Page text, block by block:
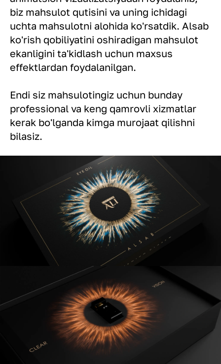
biz mahsulot qutisini va uning ichidagi
uchta mahsulotni alohida ko'rsatdik. Alsab
ko'rish qobiliyatini oshiradigan mahsulot
ekanligini ta'kidlash uchun maxsus
effektlardan foydalanilgan.
Endi siz mahsulotingiz uchun bunday
professional va keng qamrovli xizmatlar
kerak bo'lganda kimga murojaat qilishni
bilasiz.